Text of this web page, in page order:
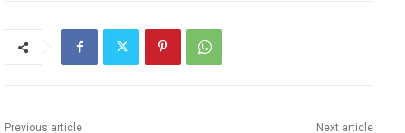
Previous article Next article